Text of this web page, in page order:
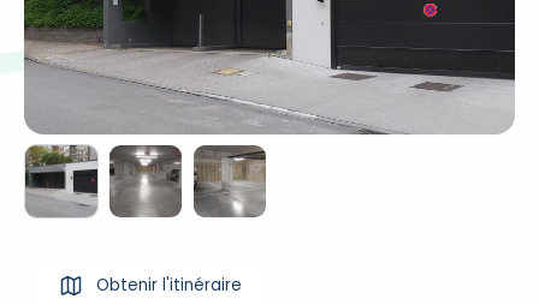
Obtenir l'itinéraire